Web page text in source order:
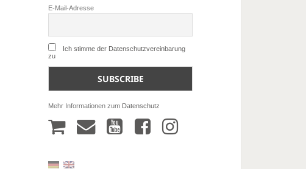
E-Mail-Adresse
Ich stimme der Datenschutzvereinbarung
zu
Mehr Informationen zum Datenschutz
W
m
y
f